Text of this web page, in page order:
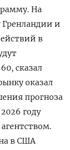
На
Гренландии и
в
сказал
оказал
прогноза
году
в США